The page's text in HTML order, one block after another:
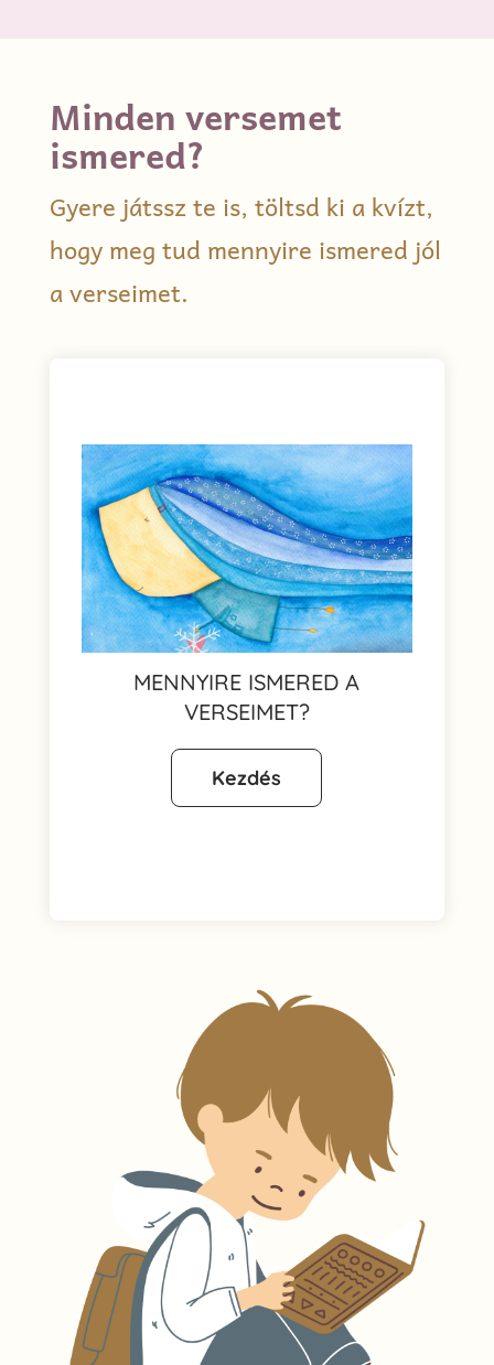
Minden versemet
ismered?
Gyere játssz te is, töltsd ki a kvízt,
hogy meg tud mennyire ismered jól
a verseimet.
MENNYIRE ISMERED A
VERSEIMET?